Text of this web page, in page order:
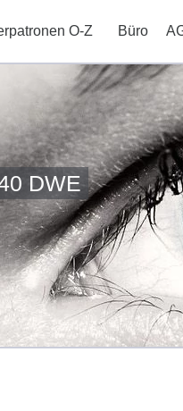
O-Z Büro
DWE